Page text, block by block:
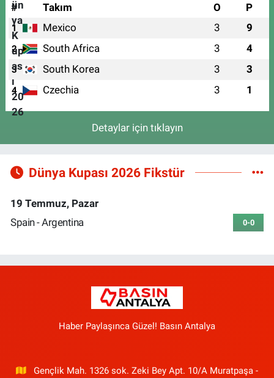
# Takım O P
1 Mexico 3 9
2 South Africa 3 4
3 South Korea 3 3
4 Czechia 3 1
Detaylar için tıklayın
Dünya Kupası 2026 Fikstür
19 Temmuz, Pazar
Spain - Argentina
0-0
Haber Paylaşınca Güzel! Basın Antalya
Gençlik Mah. 1326 sok. Zeki Bey Apt. 10/A Muratpaşa -